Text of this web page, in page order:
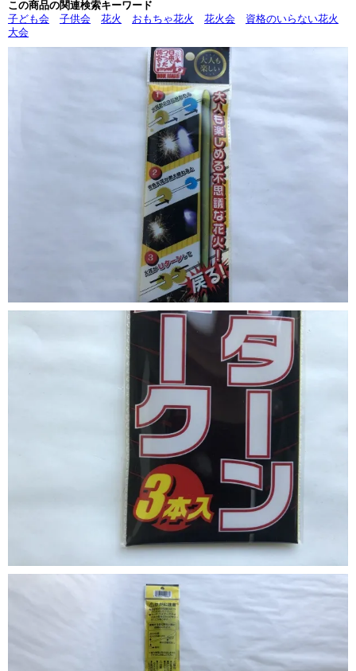
この商品の関連検索キーワード
子ども会
子供会 花火 おもちゃ花火 花火会
資格のいらない花火
大会